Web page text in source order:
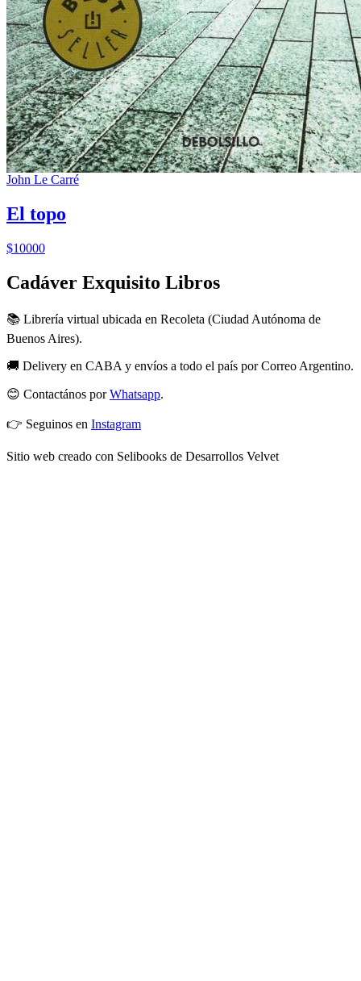
John Le Carré
El topo
$10000
Cadáver Exquisito Libros
📚 Librería virtual ubicada en Recoleta (Ciudad Autónoma de
Buenos Aires).
🚚 Delivery en CABA y envíos a todo el país por Correo Argentino.
😊 Contactános porWhatsapp.
👉 Seguinos en Instagram
Sitio web creado con Selibooks de Desarrollos Velvet